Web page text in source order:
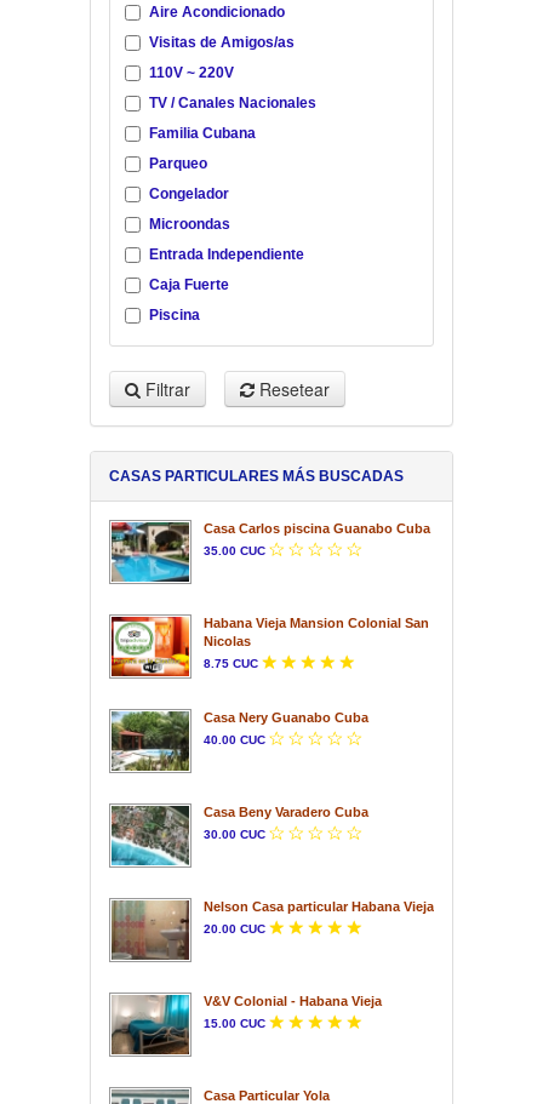
Aire Acondicionado
Visitas de Amigos/as
110V ~ 220V
TV / Canales Nacionales
Familia Cubana
Parqueo
Congelador
Microondas
Entrada Independiente
Caja Fuerte
Piscina
Filtrar Resetear
CASAS PARTICULARES MÁS BUSCADAS
Casa Carlos piscina Guanabo Cuba
35.00 CUC
Habana Vieja Mansion Colonial San
Nicolas
8.75 CUC
Casa Nery Guanabo Cuba
40.00 CUC
Casa Beny Varadero Cuba
30.00 CUC
Nelson Casa particular Habana Vieja
20.00 CUC
V&V Colonial - Habana Vieja
15.00 CUC
Casa Particular Yola